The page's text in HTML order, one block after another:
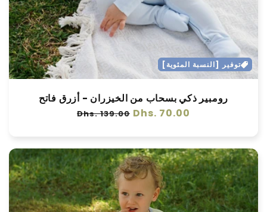
توفير [النسبة المئوية]
رومبير ذكي بسحاب من الخيزران - أزرق فاتح
سعر
Dhs. 70.00 سعر
Dhs. 139.00